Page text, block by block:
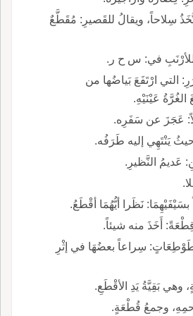
سِلاحاً، ويقالُ للقَصيرِ: مُقَطَّعٌ
في: س ح ر.
التي ارْتَفَعَ بَياضُها من
الغُرَّةُ عَيْنَيْهِ.
يَنْتَهِي إليه طَرَفُه.
عَديمُ النَّظيرِ.
بسَيْفَيْهِمَا: نَظَرا أيُّهُمَا أقْطَعُ.
سِراعاً بعضُهَا في إثْرِ
بَقِيَّةُ يَدِ الأقْطَعِ.